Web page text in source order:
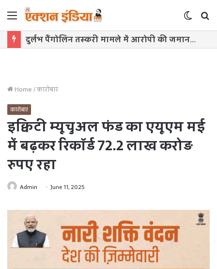
Menu
Switch
skin
दुर्लभ पैंगोलिन तस्करी मामले में आरोपी की जमानत याचिका खारिज
Home/कारोबार
कारोबार
इक्विटी म्यूचुअल फंड का एयूएम मई
में बढ़कर रिकॉर्ड 72.2 लाख करोड़
रुपए रहा
Admin June 11, 2025